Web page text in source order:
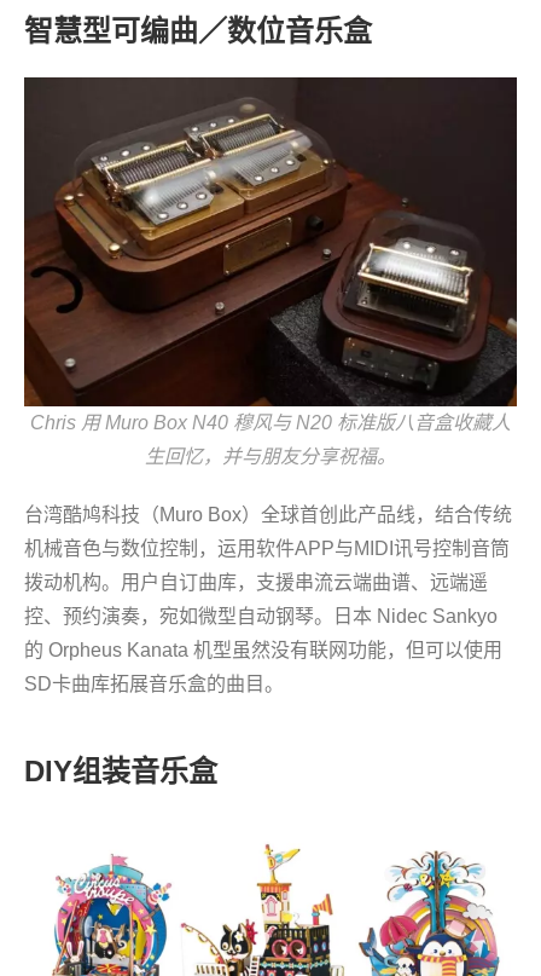
智慧型可编曲／数位音乐盒
Chris 用 Muro Box N40 穆风与 N20 标准版八音盒收藏人
生回忆，并与朋友分享祝福。
台湾酷鸠科技（Muro Box）全球首创此产品线，结合传统
机械音色与数位控制，运用软件APP与MIDI讯号控制音筒
拨动机构。用户自订曲库，支援串流云端曲谱、远端遥
控、预约演奏，宛如微型自动钢琴。日本 Nidec Sankyo
的 Orpheus Kanata 机型虽然没有联网功能，但可以使用
SD卡曲库拓展音乐盒的曲目。
DIY组装音乐盒